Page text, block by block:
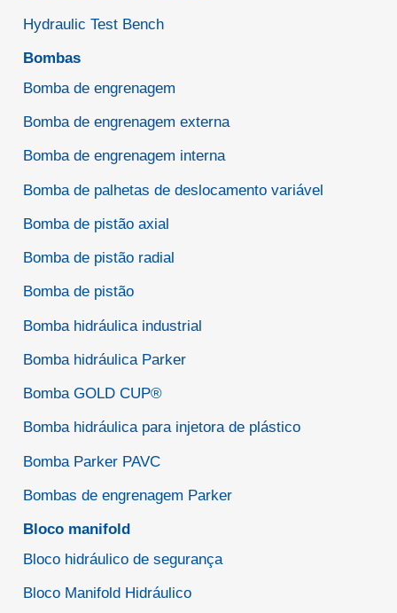
Hydraulic Test Bench
Bombas
Bomba de engrenagem
Bomba de engrenagem externa
Bomba de engrenagem interna
Bomba de palhetas de deslocamento variável
Bomba de pistão axial
Bomba de pistão radial
Bomba de pistão
Bomba hidráulica industrial
Bomba hidráulica Parker
Bomba GOLD CUP®
Bomba hidráulica para injetora de plástico
Bomba Parker PAVC
Bombas de engrenagem Parker
Bloco manifold
Bloco hidráulico de segurança
Bloco Manifold Hidráulico